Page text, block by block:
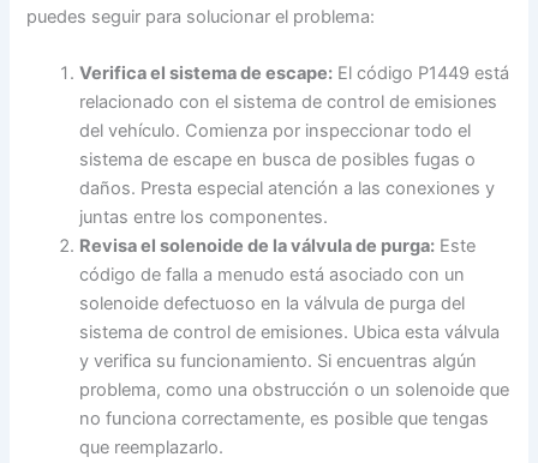
puedes seguir para solucionar el problema:
Verifica el sistema de escape: El código P1449 está
relacionado con el sistema de control de emisiones
del vehículo. Comienza por inspeccionar todo el
sistema de escape en busca de posibles fugas o
daños. Presta especial atención a las conexiones y
juntas entre los componentes.
Revisa el solenoide de la válvula de purga: Este
código de falla a menudo está asociado con un
solenoide defectuoso en la válvula de purga del
sistema de control de emisiones. Ubica esta válvula
y verifica su funcionamiento. Si encuentras algún
problema, como una obstrucción o un solenoide que
no funciona correctamente, es posible que tengas
que reemplazarlo.